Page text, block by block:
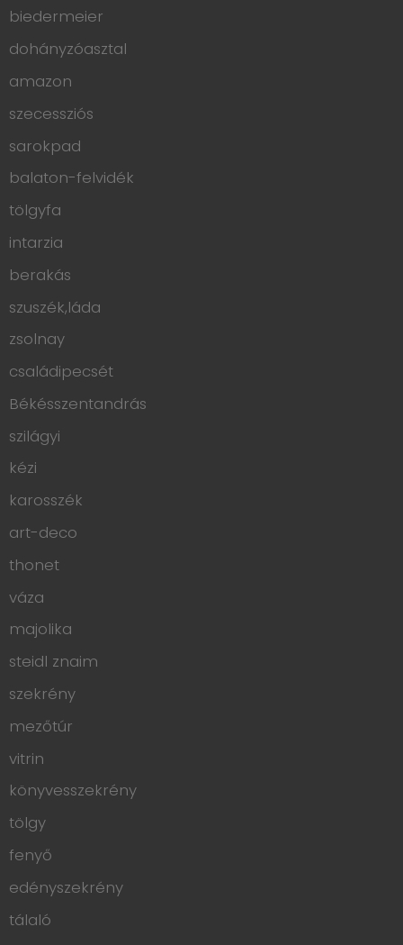
biedermeier
dohányzóasztal
amazon
szecessziós
sarokpad
balaton-felvidék
tölgyfa
intarzia
berakás
szuszék,láda
zsolnay
családipecsét
Békésszentandrás
szilágyi
kézi
karosszék
art-deco
thonet
váza
majolika
steidl znaim
szekrény
mezőtúr
vitrin
könyvesszekrény
tölgy
fenyő
edényszekrény
tálaló